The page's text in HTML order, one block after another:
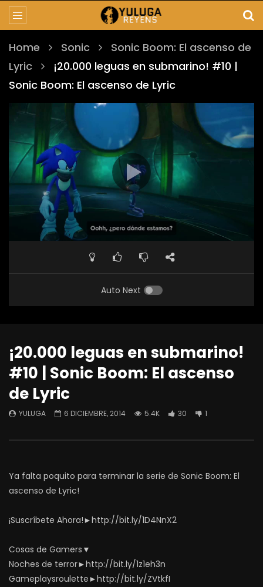
Home Sonic
Sonic Boom: El ascenso de
Lyric
¡20.000 leguas en submarino! #10 |
Sonic Boom: El ascenso de Lyric
Auto Next
¡20.000 leguas en submarino!
#10 | Sonic Boom: El ascenso
de Lyric
YULUGA 6 DICIEMBRE, 2014 5.4K 30 1
Ya falta poquito para terminar la serie de Sonic Boom: El
ascenso de Lyric!
¡Suscríbete Ahora!►http://bit.ly/1D4NnX2
Cosas de Gamers▼
Noches de terror►http://bit.ly/1z1eh3n
Gameplaysroulette►http://bit.ly/ZVtkfI